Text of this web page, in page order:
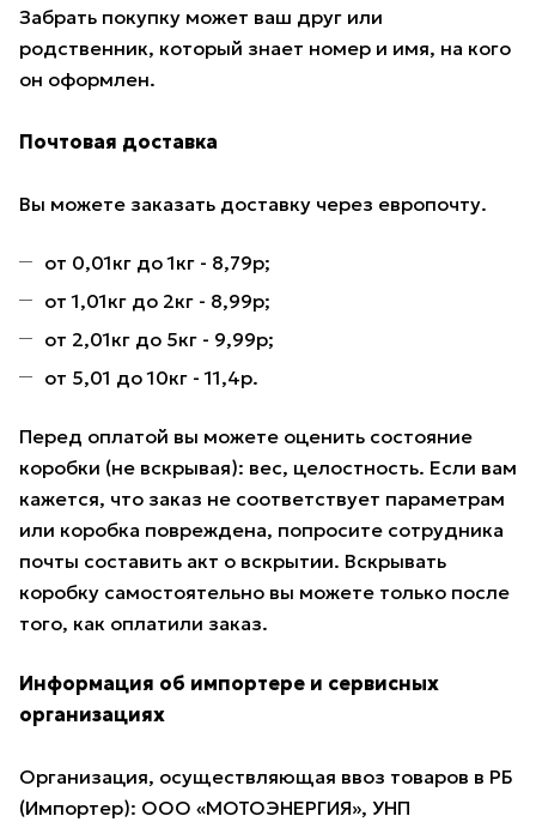
Забрать покупку может ваш друг или
родственник, который знает номер и имя, на кого
он оформлен.
Почтовая доставка
Вы можете заказать доставку через европочту.
от 0,01кг до 1кг - 8,79р;
от 1,01кг до 2кг - 8,99р;
от 2,01кг до 5кг - 9,99р;
от 5,01 до 10кг - 11,4р.
Перед оплатой вы можете оценить состояние
коробки (не вскрывая): вес, целостность. Если вам
кажется, что заказ не соответствует параметрам
или коробка повреждена, попросите сотрудника
почты составить акт о вскрытии. Вскрывать
коробку самостоятельно вы можете только после
того, как оплатили заказ.
Информация об импортере и сервисных
организациях
Организация, осуществляющая ввоз товаров в РБ
(Импортер): ООО «МОТОЭНЕРГИЯ», УНП